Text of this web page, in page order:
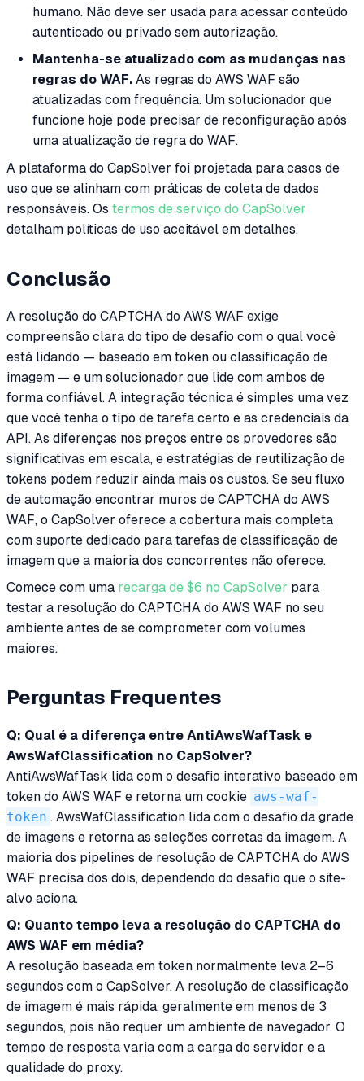
humano. Não deve ser usada para acessar conteúdo
autenticado ou privado sem autorização.
Mantenha-se atualizado com as mudanças nas
regras do WAF. As regras do AWS WAF são
atualizadas com frequência. Um solucionador que
funcione hoje pode precisar de reconfiguração após
uma atualização de regra do WAF.
A plataforma do CapSolver foi projetada para casos de
uso que se alinham com práticas de coleta de dados
responsáveis. Os termos de serviço do CapSolver
detalham políticas de uso aceitável em detalhes.
Conclusão
A resolução do CAPTCHA do AWS WAF exige
compreensão clara do tipo de desafio com o qual você
está lidando — baseado em token ou classificação de
imagem — e um solucionador que lide com ambos de
forma confiável. A integração técnica é simples uma vez
que você tenha o tipo de tarefa certo e as credenciais da
API. As diferenças nos preços entre os provedores são
significativas em escala, e estratégias de reutilização de
tokens podem reduzir ainda mais os custos. Se seu fluxo
de automação encontrar muros de CAPTCHA do AWS
WAF, o CapSolver oferece a cobertura mais completa
com suporte dedicado para tarefas de classificação de
imagem que a maioria dos concorrentes não oferece.
Comece com uma recarga de $6 no CapSolver para
testar a resolução do CAPTCHA do AWS WAF no seu
ambiente antes de se comprometer com volumes
maiores.
Perguntas Frequentes
Q: Qual é a diferença entre AntiAwsWafTask e
AwsWafClassification no CapSolver?
AntiAwsWafTask lida com o desafio interativo baseado em
token do AWS WAF e retorna um cookie aws-waf-
token . AwsWafClassification lida com o desafio da grade
de imagens e retorna as seleções corretas da imagem. A
maioria dos pipelines de resolução de CAPTCHA do AWS
WAF precisa dos dois, dependendo do desafio que o site-
alvo aciona.
Q: Quanto tempo leva a resolução do CAPTCHA do
AWS WAF em média?
A resolução baseada em token normalmente leva 2–6
segundos com o CapSolver. A resolução de classificação
de imagem é mais rápida, geralmente em menos de 3
segundos, pois não requer um ambiente de navegador. O
tempo de resposta varia com a carga do servidor e a
qualidade do proxy.